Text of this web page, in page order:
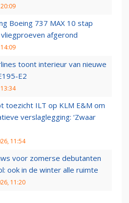
Boeing 737 MAX 10 stap
afgerond
toont interieur van nieuwe
E2
toezicht ILT op KLM E&M om
verslaglegging: ‘Zwaar
11:54
voor zomerse debutanten
ook in de winter alle ruimte
11:20